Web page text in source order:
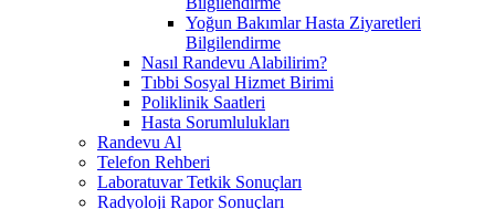
Yoğun Bakımlar Hasta Ziyaretleri
Bilgilendirme
Nasıl Randevu Alabilirim?
Tıbbi Sosyal Hizmet Birimi
Poliklinik Saatleri
Hasta Sorumlulukları
Randevu Al
Telefon Rehberi
Laboratuvar Tetkik Sonuçları
Radyoloji Rapor Sonuçları